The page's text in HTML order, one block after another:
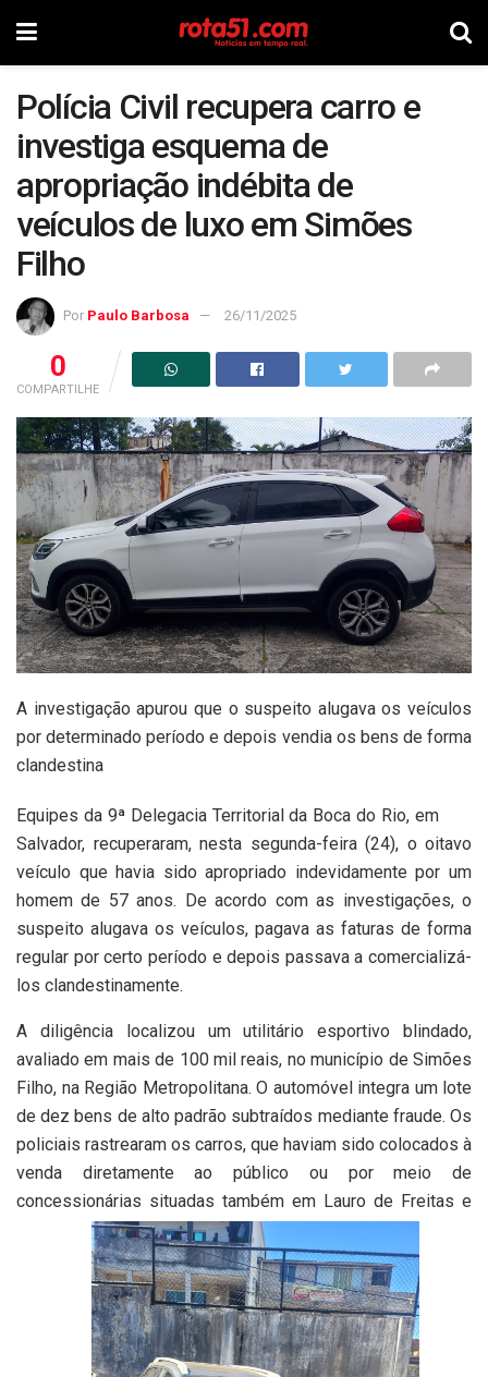
Polícia Civil recupera carro e
investiga esquema de
apropriação indébita de
veículos de luxo em Simões
Filho
Por Paulo Barbosa 26/11/2025
0
COMPARTILHE
A investigação apurou que o suspeito alugava os veículos
por determinado período e depois vendia os bens de forma
clandestina
Equipes da 9ª Delegacia Territorial da Boca do Rio, em
Salvador, recuperaram, nesta segunda-feira (24), o oitavo
veículo que havia sido apropriado indevidamente por um
homem de 57 anos. De acordo com as investigações, o
suspeito alugava os veículos, pagava as faturas de forma
regular por certo período e depois passava a comercializá-
los clandestinamente.
A diligência localizou um utilitário esportivo blindado,
avaliado em mais de 100 mil reais, no município de Simões
Filho, na Região Metropolitana. O automóvel integra um lote
de dez bens de alto padrão subtraídos mediante fraude. Os
policiais rastrearam os carros, que haviam sido colocados à
venda diretamente ao público ou por meio de
concessionárias situadas também em Lauro de Freitas e